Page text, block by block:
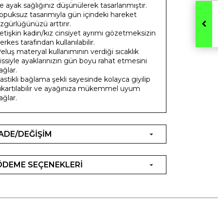
ayak sağlığınız düşünülerek tasarlanmıştır.
tasarımıyla gün içindeki hareket
arttırır.
kadın/kız cinsiyet ayrımı gözetmeksizin
tarafından kullanılabilir.
materyal kullanımının verdiği sıcaklık
ayaklarınızın gün boyu rahat etmesini
bağlama şekli sayesinde kolayca giyilip
ve ayağınıza mükemmel uyum
DEĞİŞİM
SEÇENEKLERİ